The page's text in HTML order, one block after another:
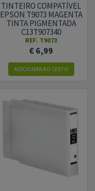
TINTEIRO COMPATÍVEL
EPSON T9073 MAGENTA
TINTA PIGMENTADA
C13T907340
REF. T9073
€ 6,99
ADICIONARAO CESTO